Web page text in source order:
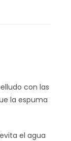
con las
la espuma
el agua